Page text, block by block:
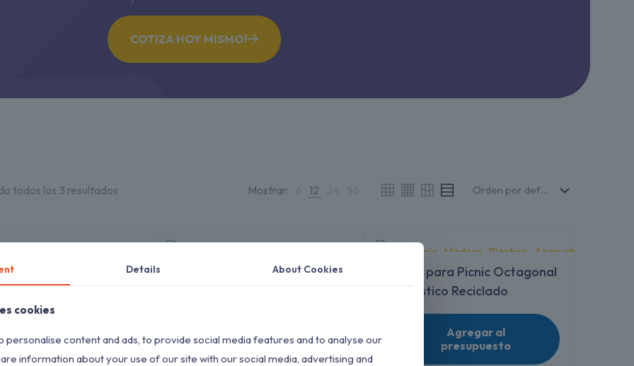
COTIZA HOY MISMO!
todos los 3 resultados Mostrar: 12
Aldric – Plástico
presupuesto
Mesa para Picnic Jumbo –
Plástico Reciclado
presupuesto
Mesa para Picnic Octagonal
– Plástico Reciclado
Agregar al
presupuesto
Details About Cookies
cookies
personalise content and ads, to provide social media features and to analyse our
information about your use of our site with our social media, advertising and